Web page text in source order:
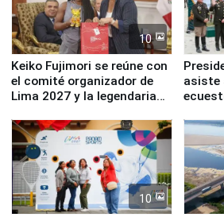
10
Keiko Fujimori se reúne con
el comité organizador de
Lima 2027 y la legendaria
asiste
10